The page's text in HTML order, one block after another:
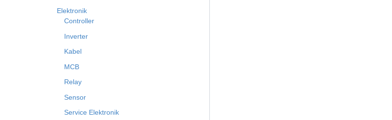
Elektronik
Controller
Inverter
Kabel
MCB
Relay
Sensor
Service Elektronik